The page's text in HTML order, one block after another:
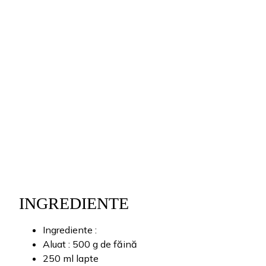
INGREDIENTE
Ingrediente :
Aluat : 500 g de făină
250 ml lapte